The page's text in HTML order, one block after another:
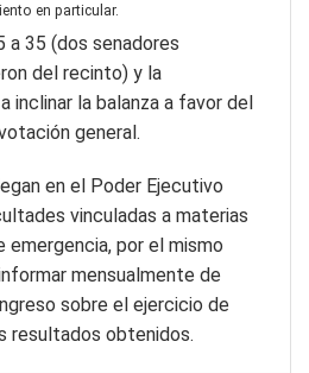
en particular.
a 35 (dos senadores
del recinto) y la
inclinar la balanza a favor del
general.
en el Poder Ejecutivo
vinculadas a materias
emergencia, por el mismo
mensualmente de
sobre el ejercicio de
resultados obtenidos.